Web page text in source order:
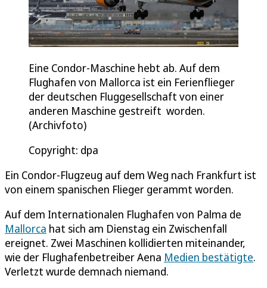
Eine Condor-Maschine hebt ab. Auf dem
Flughafen von Mallorca ist ein Ferienflieger
der deutschen Fluggesellschaft von einer
anderen Maschine gestreift worden.
(Archivfoto)
Copyright: dpa
Ein Condor-Flugzeug auf dem Weg nach Frankfurt ist
von einem spanischen Flieger gerammt worden.
Auf dem Internationalen Flughafen von Palma de
Mallorca hat sich am Dienstag ein Zwischenfall
ereignet. Zwei Maschinen kollidierten miteinander,
wie der Flughafenbetreiber Aena Medien bestätigte.
Verletzt wurde demnach niemand.